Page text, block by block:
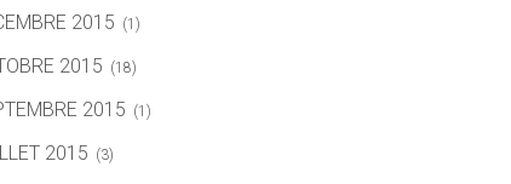
2015 (1)
2015 (18)
2015 (1)
2015 (3)